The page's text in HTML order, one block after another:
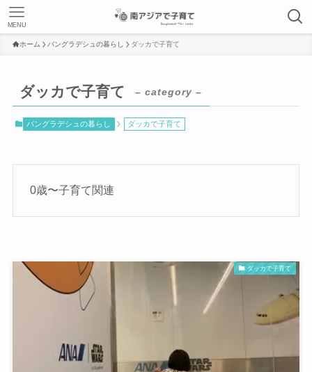
MENU
ホーム バングラデシュの暮らし ダッカで子育て
ダッカで子育て – category –
バングラデシュの暮らし ダッカで子育て
0歳〜子育て関連
ダッカで子育て